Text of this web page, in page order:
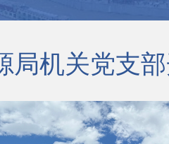
局机关党支